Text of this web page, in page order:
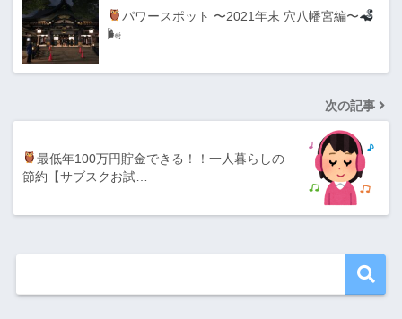
パワースポット 〜2021年末 穴八幡宮編〜
🌬
次の記事
最低年100万円貯金できる！！一人暮らしの
節約【サブスクお試…